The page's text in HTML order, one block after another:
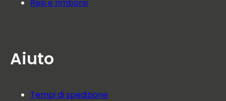
Resi e rimborsi
Aiuto
Tempi di spedizione